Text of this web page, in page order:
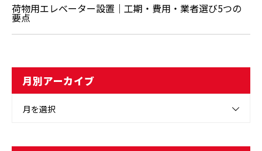
荷物用エレベーター設置｜工期・費用・業者選び5つの
要点
月別アーカイブ
月を選択